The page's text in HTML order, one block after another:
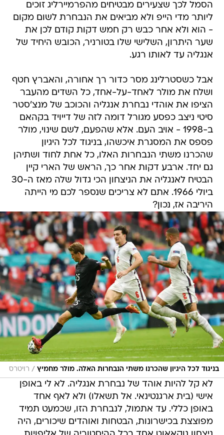
הסמל לכך שצעירים מבטיחים מהפרמיירליג זוכים
ליותר מדי הייפ ולא מביאים את הנבחרת לשום מקום
- הוא ולא אחר כבש רק חמש דקות קודם לכן את
שער היתרון, השלישי שלו בטורניר, הכובש היחיד של
אנגליה עד לאותו רגע.
אבל כשסטרלינג מסר כדור רך אחורה, והאברץ חטף
ושלח את מולר לאחד-על-אחד, כל השדים מהעבר
הציפו את אוהדי נבחרת אנגליה והכוכב של מנצ'סטר
סיטי ניצב כפסע מגורל דומה לזה של דייויד בקהאם
ב-1998 - אויב העם. אלא שהפעם, לשם שינוי, מולר
פספס את המסגרת איכשהו, בניגוד לכל היגיון
שהכרנו משתי הנבחרות האלו, כל אחת לחוד ושתיהן
גם יחד. ארבע דקות אחר כך, הראש של הארי קיין
הבטיח לאנגליה את הניצחון הכי גדול שלה מאז ה-30
ביולי 1966. אתם לא צריכים שנספר לכם מי הייתה
היריבה אז, נכון?
בניגוד לכל היגיון שהכרנו משתי הנבחרות האלה. מולר מחמיץ / רויטרס
לא קל להיות אוהד של נבחרת אנגליה. לא לי באופן
אישי (בית ארגנטינאי. אל תשאלו) ולא לאף אחד
באופן כללי. עד אתמול, לנבחרת הזו, שכמעט תמיד
מפוצצת בכישרונות, הבטחות ואוהדים שיכורים, היה